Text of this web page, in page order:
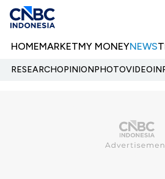
HOMEMARKETMY MONEYNEWS
RESEARCHOPINIONPHOTOVIDEO